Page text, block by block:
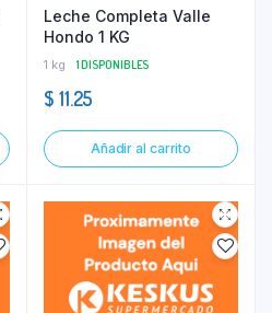
Leche Completa Valle
Hondo 1 KG
1 kg 1 DISPONIBLES
$ 11.25
Añadir al carrito